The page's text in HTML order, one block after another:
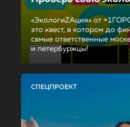
«ЭкологиZAция» от
это квест, в котором до
самые ответственные
и петербуржцы!
СПЕЦПРОЕКТ